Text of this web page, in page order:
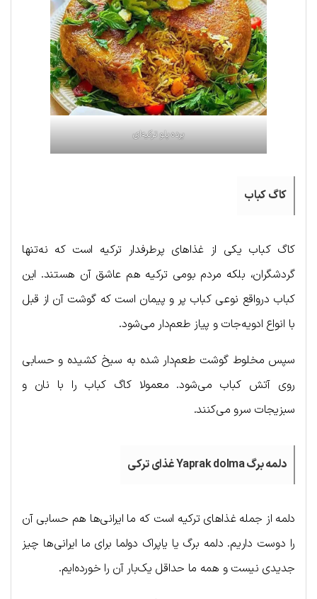
پرده پلو ترکیه‌ای
کاگ کباب
کاگ کباب یکی از غذاهای پرطرفدار ترکیه است که نه‌تنها
گردشگران، بلکه مردم بومی ترکیه هم عاشق آن هستند. این
کباب درواقع نوعی کباب پر و پیمان است که گوشت آن از قبل
با انواع ادویه‌جات و پیاز طعم‌دار می‌شود.
سپس مخلوط گوشت طعم‌دار شده به سیخ کشیده و حسابی
روی آتش کباب می‌شود. معمولا کاگ کباب را با نان و
سبزیجات سرو می‌کنند.
دلمه برگ Yaprak dolma غذای ترکی
دلمه از جمله غذاهای ترکیه است که ما ایرانی‌ها هم حسابی آن
را دوست داریم. دلمه برگ یا یاپراک دولما برای ما ایرانی‌ها چیز
جدیدی نیست و همه ما حداقل یک‌بار آن را خورده‌ایم.